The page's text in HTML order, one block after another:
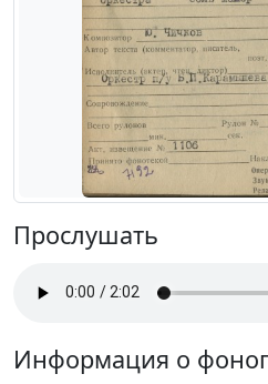
Прослушать
Информация о